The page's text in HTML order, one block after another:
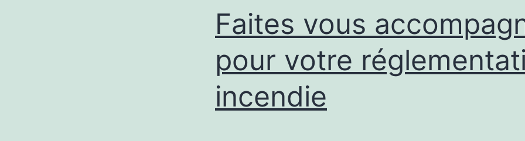
Faites vous
pour votre
incendie